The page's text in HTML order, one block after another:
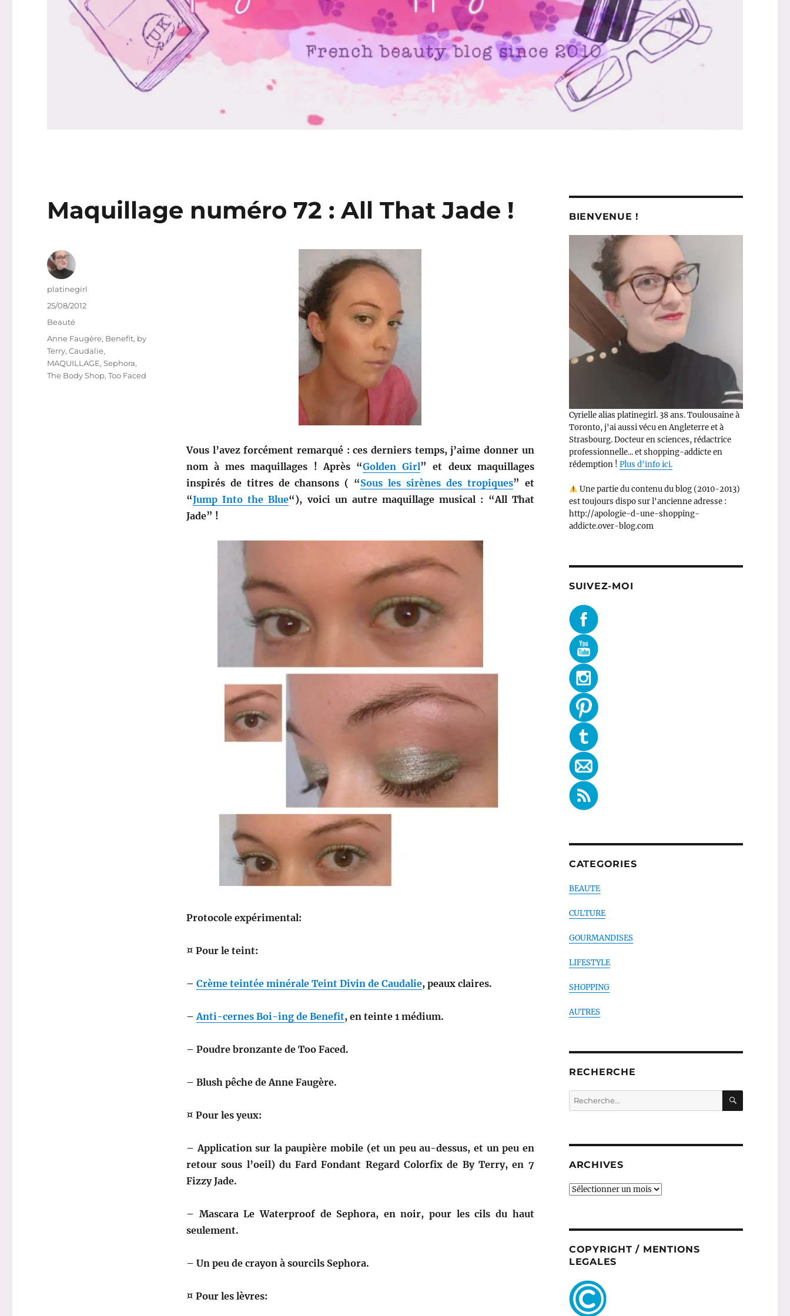
Maquillage numéro 72 : All That Jade !
Vous l’avez forcément remarqué : ces derniers temps, j’aime donner un
nom à mes maquillages ! Après “Golden Girl” et deux maquillages
inspirés de titres de chansons ( “Sous les sirènes des tropiques” et
“Jump Into the Blue“), voici un autre maquillage musical : “All That
Jade” !
Protocole expérimental:
¤ Pour le teint:
– Crème teintée minérale Teint Divin de Caudalie, peaux claires.
– Anti-cernes Boi-ing de Benefit, en teinte 1 médium.
– Poudre bronzante de Too Faced.
– Blush pêche de Anne Faugère.
¤ Pour les yeux:
– Application sur la paupière mobile (et un peu au-dessus, et un peu en
retour sous l’oeil) du Fard Fondant Regard Colorfix de By Terry, en 7
Fizzy Jade.
– Mascara Le Waterproof de Sephora, en noir, pour les cils du haut
seulement.
– Un peu de crayon à sourcils Sephora.
¤ Pour les lèvres:
Auteur
platinegirl
Publié
25/08/2012
Catégories
Beauté
Étiquettes
Anne Faugère, Benefit, by
Terry,Caudalie,
MAQUILLAGE,Sephora,
The Body Shop,Too Faced
BIENVENUE !
Cyrielle alias platinegirl. 38 ans. Toulousaine à
Toronto, j'ai aussi vécu en Angleterre et à
Strasbourg. Docteur en sciences, rédactrice
professionnelle... et shopping-addicte en
rédemption ! Plus d'info ici.
Une partie du contenu du blog (2010-2013)
est toujours dispo sur l'ancienne adresse :
http://apologie-d-une-shopping-
addicte.over-blog.com
SUIVEZ-MOI
CATEGORIES
BEAUTE
CULTURE
GOURMANDISES
LIFESTYLE
SHOPPING
AUTRES
RECHERCHE
Recherche
pour :
ARCHIVES
ARCHIVES
COPYRIGHT / MENTIONS
LEGALES